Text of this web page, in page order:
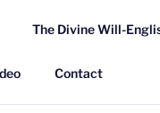
The Divine Will-
Contact